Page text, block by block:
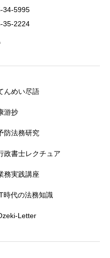
34-5995
35-2224
んめい尽語
游抄
防法務研究
政書士レクチュア
務実践講座
時代の法務知識
Letter